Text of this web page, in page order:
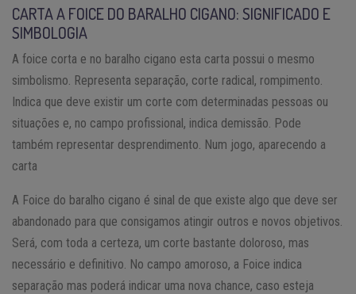
CARTA A FOICE DO BARALHO CIGANO: SIGNIFICADO E
SIMBOLOGIA
A foice corta e no baralho cigano esta carta possui o mesmo
simbolismo. Representa separação, corte radical, rompimento.
Indica que deve existir um corte com determinadas pessoas ou
situações e, no campo profissional, indica demissão. Pode
também representar desprendimento. Num jogo, aparecendo a
carta
A Foice do baralho cigano é sinal de que existe algo que deve ser
abandonado para que consigamos atingir outros e novos objetivos.
Será, com toda a certeza, um corte bastante doloroso, mas
necessário e definitivo. No campo amoroso, a Foice indica
separação mas poderá indicar uma nova chance, caso esteja